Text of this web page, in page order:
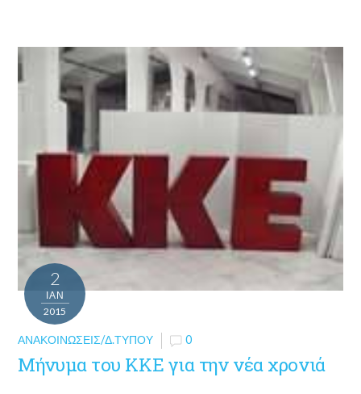
2
ΙΑΝ
2015
ΑΝΑΚΟΙΝΏΣΕΙΣ/Δ.ΤΎΠΟΥ 0
Μήνυμα του ΚΚΕ για την νέα χρονιά